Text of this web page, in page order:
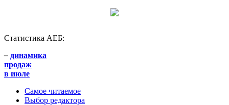
Статистика АЕБ:
– динамика
продаж
в июле
Самое читаемое
Выбор редактора